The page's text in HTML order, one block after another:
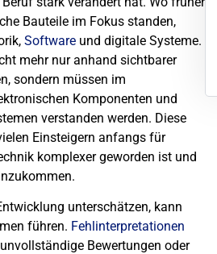
Bauteile im Fokus standen,
Software und digitale Systeme.
mehr nur anhand sichtbarer
sondern müssen im
Komponenten und
verstanden werden. Diese
Einsteigern anfangs für
komplexer geworden ist und
unterschätzen, kann
führen. Fehlinterpretationen
Bewertungen oder